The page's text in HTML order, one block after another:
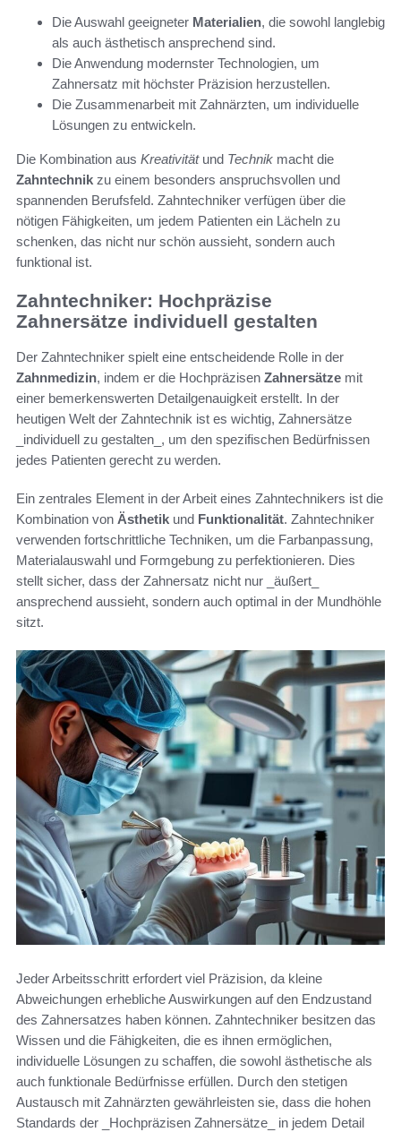
Die Auswahl geeigneter Materialien, die sowohl langlebig
als auch ästhetisch ansprechend sind.
Die Anwendung modernster Technologien, um
Zahnersatz mit höchster Präzision herzustellen.
Die Zusammenarbeit mit Zahnärzten, um individuelle
Lösungen zu entwickeln.
Die Kombination aus Kreativitätund Technik macht die
Zahntechnik zu einem besonders anspruchsvollen und
spannenden Berufsfeld. Zahntechniker verfügen über die
nötigen Fähigkeiten, um jedem Patienten ein Lächeln zu
schenken, das nicht nur schön aussieht, sondern auch
funktional ist.
Zahntechniker: Hochpräzise
Zahnersätze individuell gestalten
Der Zahntechniker spielt eine entscheidende Rolle in der
Zahnmedizin, indem er die Hochpräzisen Zahnersätze mit
einer bemerkenswerten Detailgenauigkeit erstellt. In der
heutigen Welt der Zahntechnik ist es wichtig, Zahnersätze
_individuell zu gestalten_, um den spezifischen Bedürfnissen
jedes Patienten gerecht zu werden.
Ein zentrales Element in der Arbeit eines Zahntechnikers ist die
Kombination von Ästhetik und Funktionalität. Zahntechniker
verwenden fortschrittliche Techniken, um die Farbanpassung,
Materialauswahl und Formgebung zu perfektionieren. Dies
stellt sicher, dass der Zahnersatz nicht nur _äußert_
ansprechend aussieht, sondern auch optimal in der Mundhöhle
sitzt.
Jeder Arbeitsschritt erfordert viel Präzision, da kleine
Abweichungen erhebliche Auswirkungen auf den Endzustand
des Zahnersatzes haben können. Zahntechniker besitzen das
Wissen und die Fähigkeiten, die es ihnen ermöglichen,
individuelle Lösungen zu schaffen, die sowohl ästhetische als
auch funktionale Bedürfnisse erfüllen. Durch den stetigen
Austausch mit Zahnärzten gewährleisten sie, dass die hohen
Standards der _Hochpräzisen Zahnersätze_ in jedem Detail